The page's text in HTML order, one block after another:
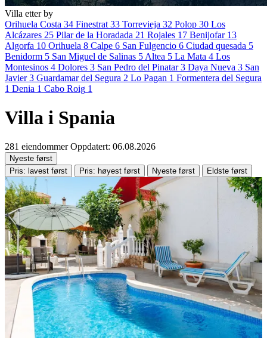
Villa etter by
Orihuela Costa 34 Finestrat 33 Torrevieja 32 Polop 30 Los
Alcázares 25 Pilar de la Horadada 21 Rojales 17 Benijofar 13
Algorfa 10 Orihuela 8 Calpe 6 San Fulgencio 6 Ciudad quesada 5
Benidorm 5 San Miguel de Salinas 5 Altea 5 La Mata 4 Los
Montesinos 4 Dolores 3 San Pedro del Pinatar 3 Daya Nueva 3 San
Javier 3 Guardamar del Segura 2 Lo Pagan 1 Formentera del Segura
1 Denia 1 Cabo Roig 1
Villa i Spania
281 eiendommer Oppdatert: 06.08.2026
Nyeste først
Pris: lavest først
Pris: høyest først Nyeste først Eldste først